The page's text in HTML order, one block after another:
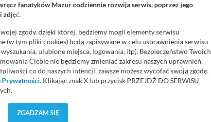
fanatyków Mazur codziennie rozwija serwis, poprzez jego
zdjęć.
zgody, dzięki której, będziemy mogli elementy serwisu
(w tym pliki cookies) będą zapisywane w celu usprawnienia serwisu
ulubione miejsca, logowania, itp). Bezpieczeństwo Twoich
Ciebie nie będziemy zmieniać zakresu naszych uprawnień.
co do naszych intencji, zawsze możesz wycofać swoją zgodę.
Prywatności. Klikając znak X lub przycisk PRZEJDŹ DO SERWISU
danych jest elementem usługi (przekazanie danych z formularza
ZGADZAM SIĘ